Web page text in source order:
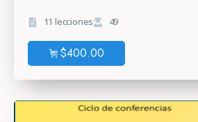
11 lecciones 49
$400.00